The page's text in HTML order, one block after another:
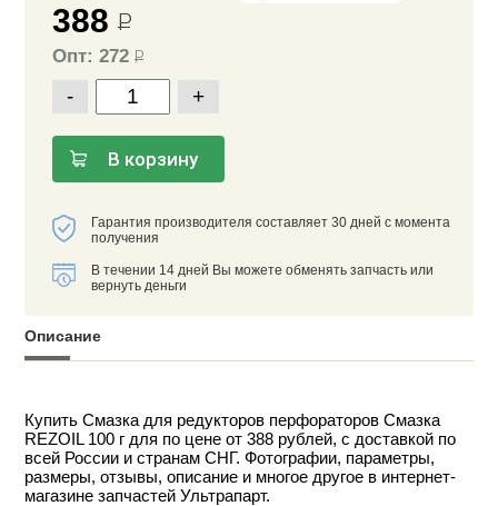
388Р
Опт: 272Р
- +
В корзину
Гарантия производителя составляет 30 дней с момента
получения
В течении 14 дней Вы можете обменять запчасть или
вернуть деньги
Описание
Купить Смазка для редукторов перфораторов Смазка
REZOIL 100 г для по цене от 388 рублей, с доставкой по
всей России и странам СНГ. Фотографии, параметры,
размеры, отзывы, описание и многое другое в интернет-
магазине запчастей Ультрапарт.